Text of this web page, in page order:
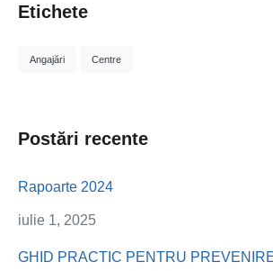
Etichete
Angajări Centre
Postări recente
Rapoarte 2024
iulie 1, 2025
GHID PRACTIC PENTRU